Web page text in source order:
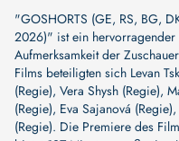
"GOSHORTS (GE, RS, BG,
2026)" ist ein
Aufmerksamkeit der
Films beteiligten sich Levan
(Regie), Vera Shysh (Regie),
(Regie), Eva Sajanová (Regie),
(Regie). Die Premiere des